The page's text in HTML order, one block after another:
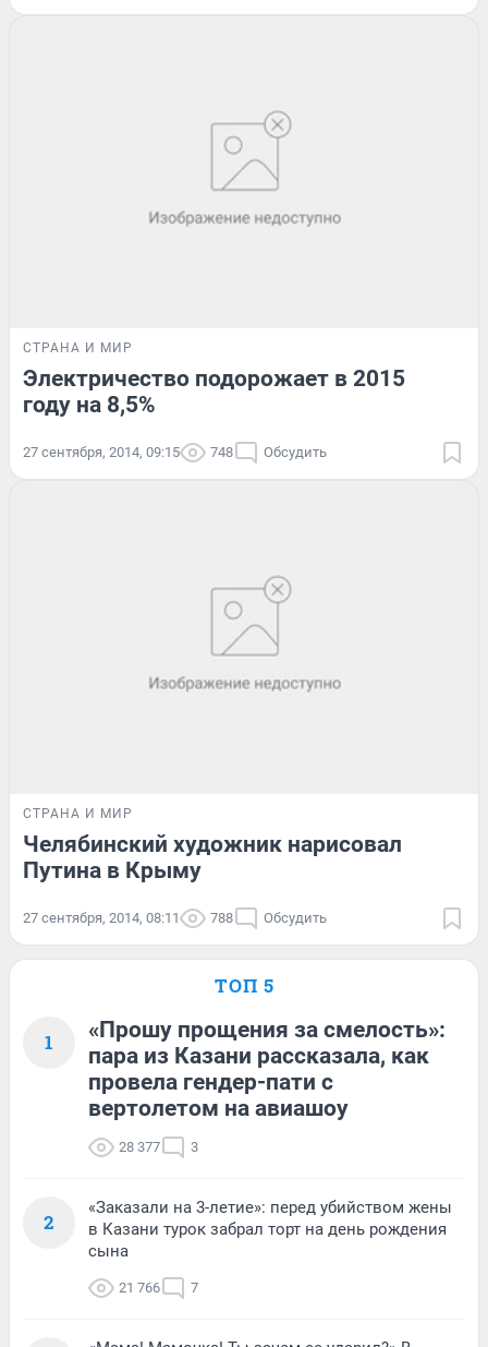
СТРАНА И МИР
Электричество подорожает в 2015
году на 8,5%
27 сентября, 2014, 09:15 748 Обсудить
СТРАНА И МИР
Челябинский художник нарисовал
Путина в Крыму
27 сентября, 2014, 08:11 788 Обсудить
ТОП 5
1
«Прошу прощения за смелость»:
пара из Казани рассказала, как
провела гендер-пати с
вертолетом на авиашоу
28 377 3
2
«Заказали на 3-летие»: перед убийством жены
в Казани турок забрал торт на день рождения
сына
21 766 7